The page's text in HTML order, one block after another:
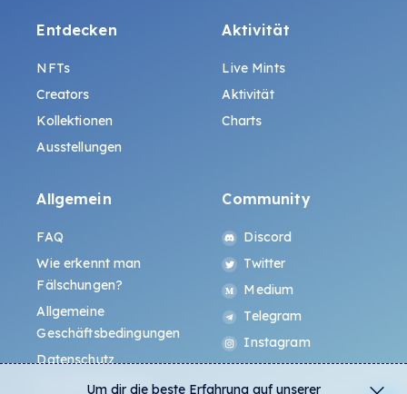
Entdecken
NFTs
Creators
Kollektionen
Ausstellungen
Aktivität
Live Mints
Aktivität
Charts
Allgemein
FAQ
Wie erkennt man
Fälschungen?
Allgemeine
Geschäftsbedingungen
Datenschutz
ALL.ART Protocol
Community
Discord
Twitter
Medium
Telegram
Instagram
Um dir die beste Erfahrung auf unserer